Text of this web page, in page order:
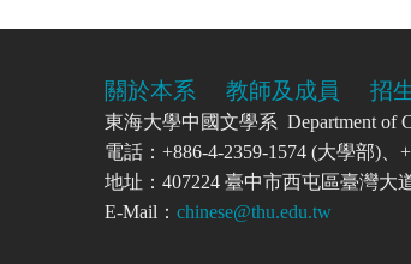
關於本系 教師及成員 招
東海大學中國文學系 Department of
電話：+886-4-2359-1574 (大學部)
地址：407224 臺中市西屯區臺灣
E-Mail： chinese@thu.edu.tw